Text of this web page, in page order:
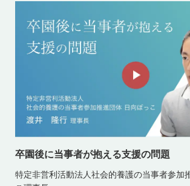
卒園後に当事者が抱える支援の問題
特定非営利活動法人社会的養護の当事者参加